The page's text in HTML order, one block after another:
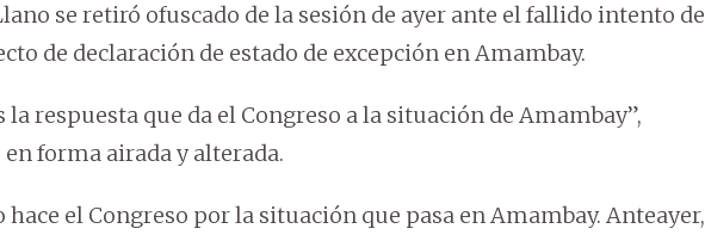
se retiró ofuscado de la sesión de ayer ante el fallido intento de
de declaración de estado de excepción en Amambay.
la respuesta que da el Congreso a la situación de Amambay”,
forma airada y alterada.
hace el Congreso por la situación que pasa en Amambay. Anteayer,